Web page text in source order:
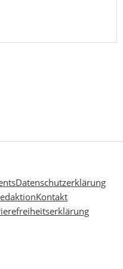
Datenschutzerklärung
Kontakt